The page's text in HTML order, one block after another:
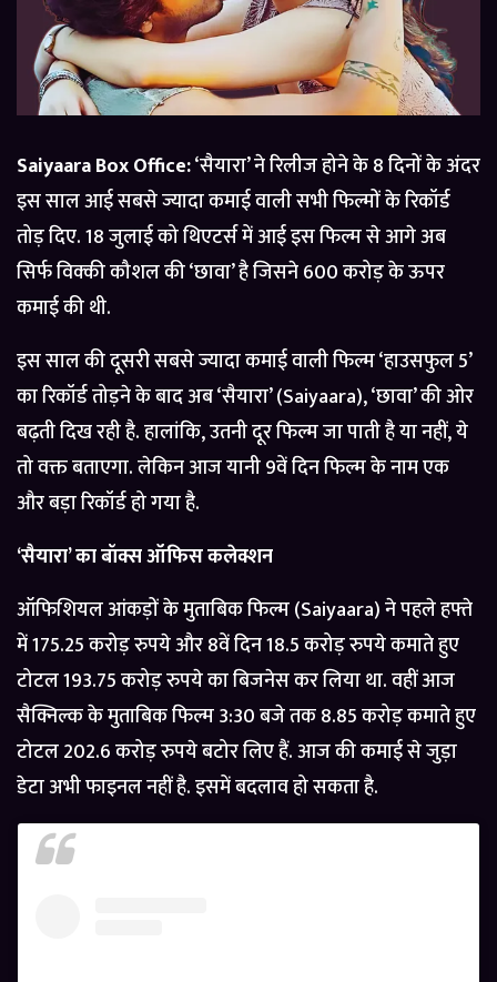
Saiyaara Box Office:‘सैयारा’ ने रिलीज होने के 8 दिनों के अंदर
इस साल आई सबसे ज्यादा कमाई वाली सभी फिल्मों के रिकॉर्ड
तोड़ दिए. 18 जुलाई को थिएटर्स में आई इस फिल्म से आगे अब
सिर्फ विक्की कौशल की ‘छावा’ है जिसने 600 करोड़ के ऊपर
कमाई की थी.
इस साल की दूसरी सबसे ज्यादा कमाई वाली फिल्म ‘हाउसफुल 5’
का रिकॉर्ड तोड़ने के बाद अब ‘सैयारा’ (Saiyaara), ‘छावा’ की ओर
बढ़ती दिख रही है. हालांकि, उतनी दूर फिल्म जा पाती है या नहीं, ये
तो वक्त बताएगा. लेकिन आज यानी 9वें दिन फिल्म के नाम एक
और बड़ा रिकॉर्ड हो गया है.
‘सैयारा’ का बॉक्स ऑफिस कलेक्शन
ऑफिशियल आंकड़ों के मुताबिक फिल्म (Saiyaara) ने पहले हफ्ते
में 175.25 करोड़ रुपये और 8वें दिन 18.5 करोड़ रुपये कमाते हुए
टोटल 193.75 करोड़ रुपये का बिजनेस कर लिया था. वहीं आज
सैक्निल्क के मुताबिक फिल्म 3:30 बजे तक 8.85 करोड़ कमाते हुए
टोटल 202.6 करोड़ रुपये बटोर लिए हैं. आज की कमाई से जुड़ा
डेटा अभी फाइनल नहीं है. इसमें बदलाव हो सकता है.